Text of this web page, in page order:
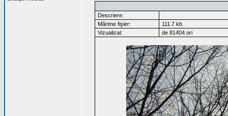
Descriere:
Mărime fişier:
111.7 kb
Vizualizat:
de 81404 ori